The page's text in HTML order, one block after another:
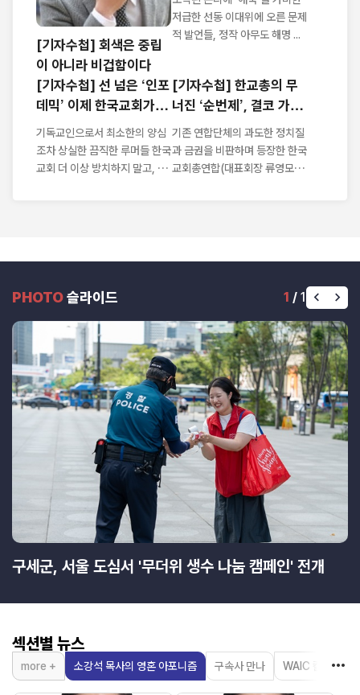
[기자수첩] 회색은 중립
이 아니라 비겁함이다
저급한 선동 이대위에 오른 문제
적 발언들, 정작 아무도 해명 ...
[기자수첩] 선 넘은 ‘인포
데믹’ 이제 한국교회가 나
서야
기독교인으로서 최소한의 양심
조차 상실한 끔직한 루머들 한국
교회 더 이상 방치하지 말고, 악
[기자수첩] 한교총의 무
너진 ‘순번제’, 결코 가볍
지 않다
기존 연합단체의 과도한 정치질
과 금권을 비판하며 등장한 한국
교회총연합(대표회장 류영모 목
PHOTO슬라이드 1 / 1
구세군, 서울 도심서 '무더위 생수 나눔 캠페인' 전개
섹션별 뉴스
소강석 목사의 영혼 아포니즘 구속사 만나 WAIC 칼럼
more +